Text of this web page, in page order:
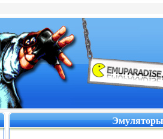
Эмуляторы